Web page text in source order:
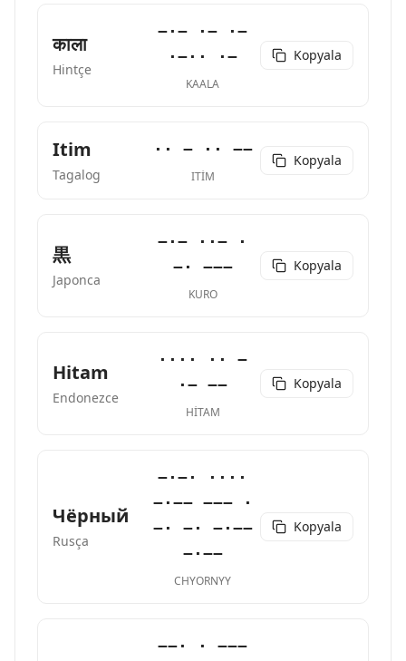
काला
Hintçe
−·− ·− ·−
·−·· ·−
KAALA
Kopyala
Itim
Tagalog
·· − ·· −−
ITIM
Kopyala
黒
Japonca
−·− ··− ·
−· −−−
KURO
Kopyala
Hitam
Endonezce
···· ·· −
·− −−
HITAM
Kopyala
Чёрный
Rusça
−·−· ····
−·−− −−− ·
−· −· −·−−
−·−−
CHYORNYY
Kopyala
−−· · −−−